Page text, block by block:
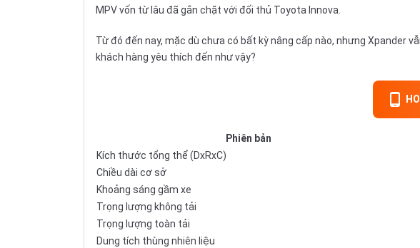
MPV vốn từ lâu đã gắn chặt với đối thủ Toyota Innova.
Từ đó đến nay, mặc dù chưa có bất kỳ nâng cấp nào, nhưng Xpander
khách hàng yêu thích đến như vậy?
Phiên bản
Kích thước tổng thể (DxRxC)
Chiều dài cơ sở
Khoảng sáng gầm xe
Trọng lượng không tải
Trọng lượng toàn tải
Dung tích thùng nhiên liệu